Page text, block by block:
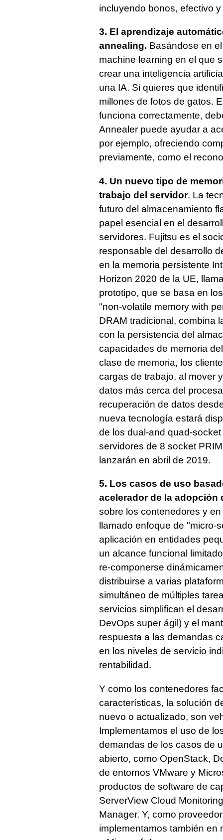
incluyendo bonos, efectivo
3. El aprendizaje
annealing. Basándose en
machine learning en el que
crear una inteligencia
una IA. Si quieres que
millones de fotos de gatos.
funciona correctamente,
Annealer puede ayudar a
por ejemplo, ofreciendo
previamente, como el
4. Un nuevo tipo de
trabajo del servidor. La
futuro del almacenamiento
papel esencial en el
servidores. Fujitsu es el
responsable del desarrollo
en la memoria persistente
Horizon 2020 de la UE,
prototipo, que se basa en
"non-volatile memory with
DRAM tradicional, combina
con la persistencia del
capacidades de memoria
clase de memoria, los
cargas de trabajo, al mover
datos más cerca del
recuperación de datos
nueva tecnología estará
de los dual-and quad-
servidores de 8 socket
lanzarán en abril de 2019.
5. Los casos de uso
acelerador de la adopción
sobre los contenedores y
llamado enfoque de
aplicación en entidades
un alcance funcional
re-componerse
distribuirse a varias
simultáneo de múltiples
servicios simplifican el
DevOps super ágil) y el
respuesta a las demandas
en los niveles de servicio
rentabilidad.
Y como los contenedores
características, la solución
nuevo o actualizado, son
Implementamos el uso de
demandas de los casos de
abierto, como OpenStack,
de entornos VMware y
productos de software de
ServerView Cloud
Manager. Y, como
implementamos también en